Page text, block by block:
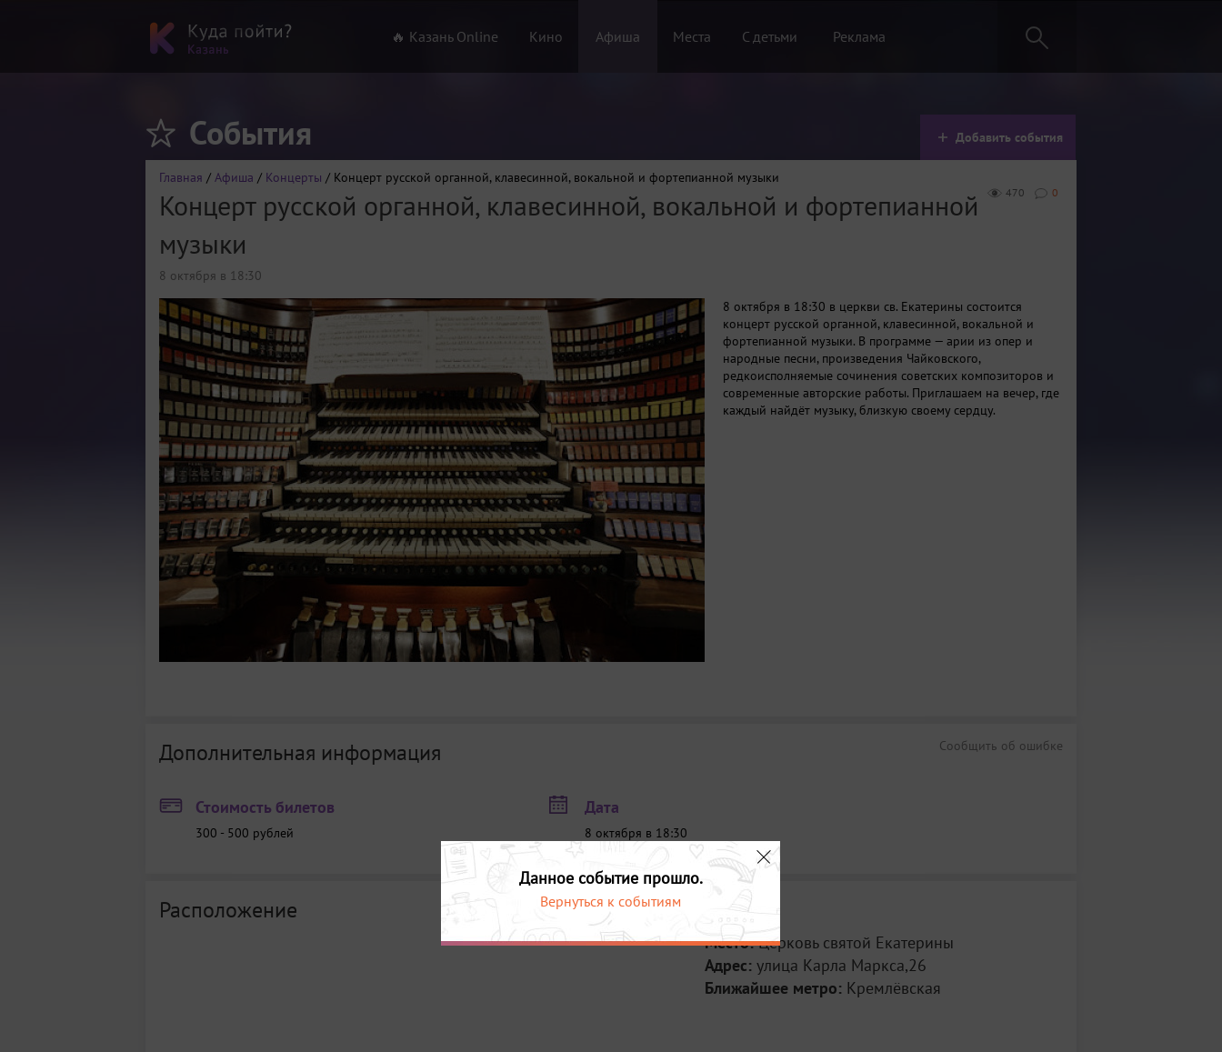
🔥 Казань Online Кино Афиша Места С детьми Реклама
События Добавить события
Главная / Афиша / Концерты / Концерт русской органной, клавесинной, вокальной и фортепианной музыки
0
470
Концерт русской органной, клавесинной, вокальной и фортепианной
музыки
8 октября в 18:30
8 октября в 18:30 в церкви св. Екатерины состоится
концерт русской органной, клавесинной, вокальной и
фортепианной музыки. В программе — арии из опер и
народные песни, произведения Чайковского,
редкоисполняемые сочинения советских композиторов и
современные авторские работы. Приглашаем на вечер, где
каждый найдёт музыку, близкую своему сердцу.
Сообщить об ошибке
Дополнительная информация
Стоимость билетов
300 - 500 рублей
Дата
8 октября в 18:30
Расположение
Место: Церковь святой Екатерины
Адрес: улица Карла Маркса,26
Ближайшее метро: Кремлёвская
Данное событие прошло.
Вернуться к событиям